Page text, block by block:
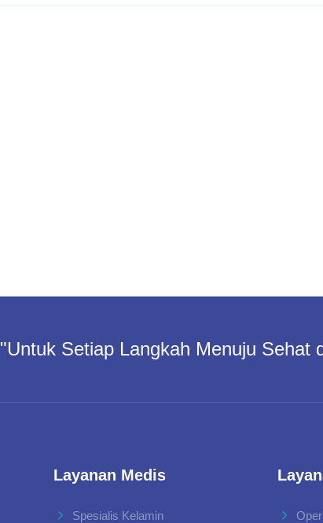
"Untuk Setiap Langkah Menuju Sehat
Layanan Medis
Spesialis Kelamin